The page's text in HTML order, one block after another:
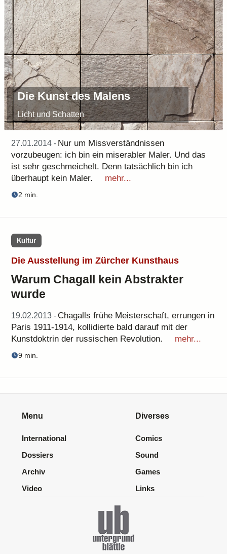
Die Kunst des Malens
Licht und Schatten
27.01.2014 - Nur um Missverständnissen
vorzubeugen: ich bin ein miserabler Maler. Und das
ist sehr geschmeichelt. Denn tatsächlich bin ich
überhaupt kein Maler.
mehr...
2 min.
Kultur
Die Ausstellung im Zürcher Kunsthaus
Warum Chagall kein Abstrakter
wurde
19.02.2013 -Chagalls frühe Meisterschaft, errungen in
Paris 1911-1914, kollidierte bald darauf mit der
Kunstdoktrin der russischen Revolution.
mehr...
9 min.
Menu
International
Dossiers
Archiv
Video
Diverses
Comics
Sound
Games
Links